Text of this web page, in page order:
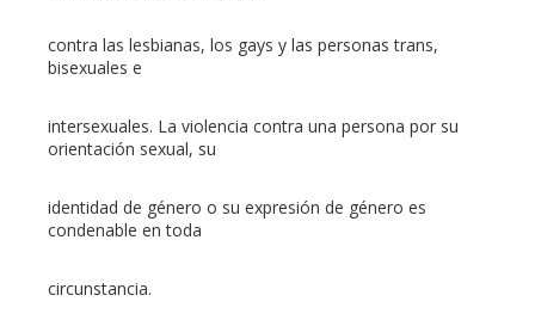
contra las lesbianas, los gays y las personas trans,
bisexuales e
intersexuales. La violencia contra una persona por su
orientación sexual, su
identidad de género o su expresión de género es
condenable en toda
circunstancia.